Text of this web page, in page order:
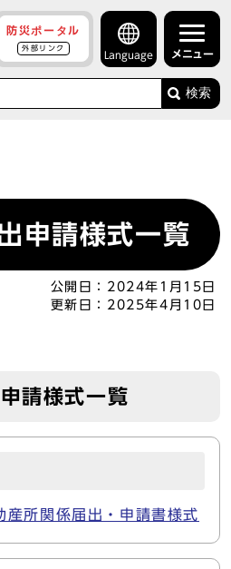
防災ポータル
外部リンク
Language メニュー
検索
申請様式一覧
公開日： 2024年1月15日
更新日： 2025年4月10日
請様式一覧
産所関係届出・申請書様式